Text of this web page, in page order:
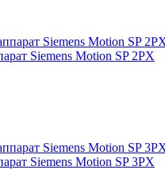
Siemens Motion SP 2PX
Siemens Motion SP 3PX